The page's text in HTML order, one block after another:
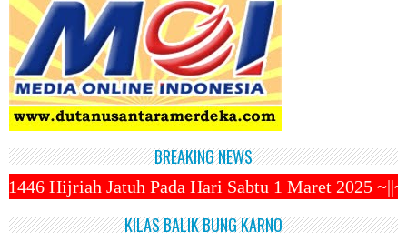
BREAKING NEWS
Hari Sabtu 1 Maret 2025 ~||~ 1 Syawal Jatuh
KILAS BALIK BUNG KARNO